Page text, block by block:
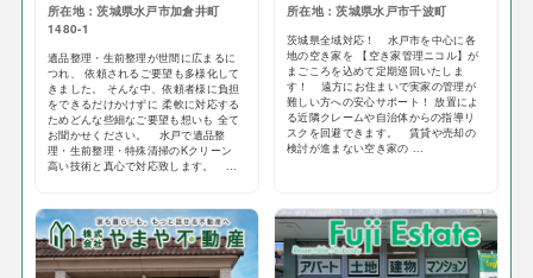
所在地：茨城県水戸市加倉井町
1480-1
遺品整理・生前整理が世間に広まるに
つれ、 依頼されるご要望も多様化して
きました。 そんな中、依頼者様に負担
をできるだけかけずに 柔軟に対応する
ためどんな些細なご要望も想いも 全て
お聞かせください。 水戸で遺品整
理・生前整理・特殊清掃のKクリーン
高い技術と真心で対応致します。 ...
所在地：茨城県水戸市千波町
茨城県全域対応！ 水戸市を中心に各
地の空き家を 【空き家管理ニコル】が
まごころを込めて定期巡回いたしま
す！ 遠方にお住まいで実家の管理が
難しい方への安心サポート！ 放置によ
る近隣クレームや自治体からの指導リ
スクを回避できます。 賃貸や売却の
検討が進まない空き家の ...